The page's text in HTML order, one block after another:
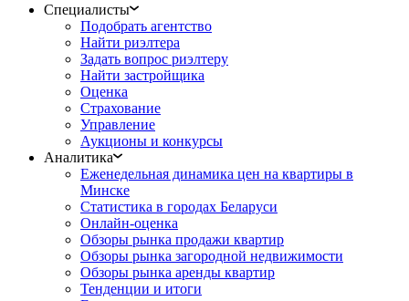
Специалисты
Подобрать агентство
Найти риэлтера
Задать вопрос риэлтеру
Найти застройщика
Оценка
Страхование
Управление
Аукционы и конкурсы
Аналитика
Еженедельная динамика цен на квартиры в
Минске
Статистика в городах Беларуси
Онлайн-оценка
Обзоры рынка продажи квартир
Обзоры рынка загородной недвижимости
Обзоры рынка аренды квартир
Тенденции и итоги